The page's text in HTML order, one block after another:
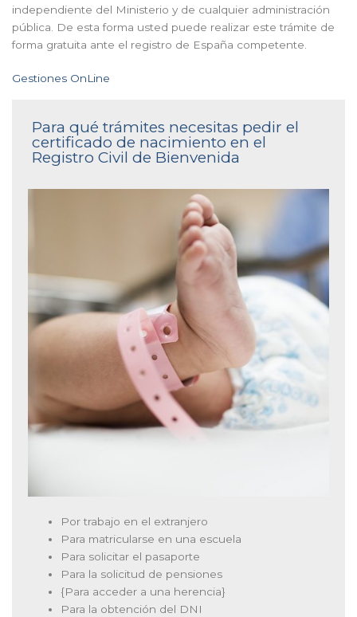
independiente del Ministerio y de cualquier administración
pública. De esta forma usted puede realizar este trámite de
forma gratuita ante el registro de España competente.
Gestiones OnLine
Para qué trámites necesitas pedir el
certificado de nacimiento en el
Registro Civil de Bienvenida
Por trabajo en el extranjero
Para matricularse en una escuela
Para solicitar el pasaporte
Para la solicitud de pensiones
{Para acceder a una herencia}
Para la obtención del DNI